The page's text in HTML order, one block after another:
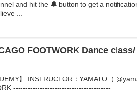
and hit the 🔔 button to get a
...
FOOTWORK Dance
】 INSTRUCTOR：YAMATO（
----------------------------------------...